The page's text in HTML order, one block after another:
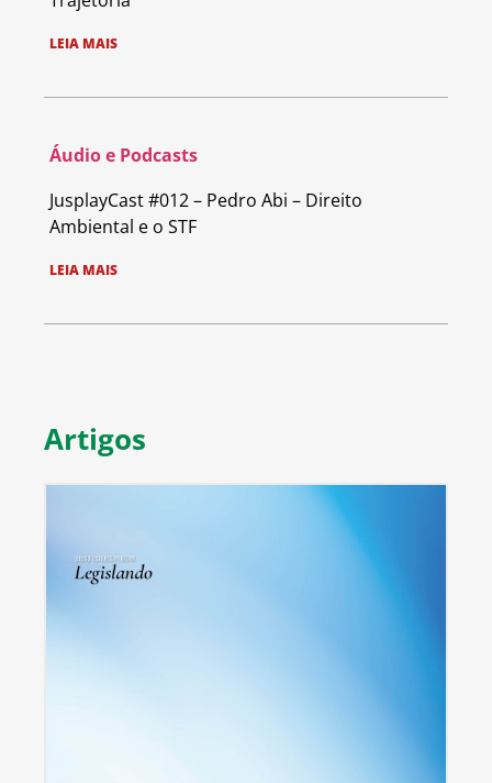
LEIA MAIS
Áudio e Podcasts
JusplayCast #012 – Pedro Abi – Direito
Ambiental e o STF
LEIA MAIS
Artigos